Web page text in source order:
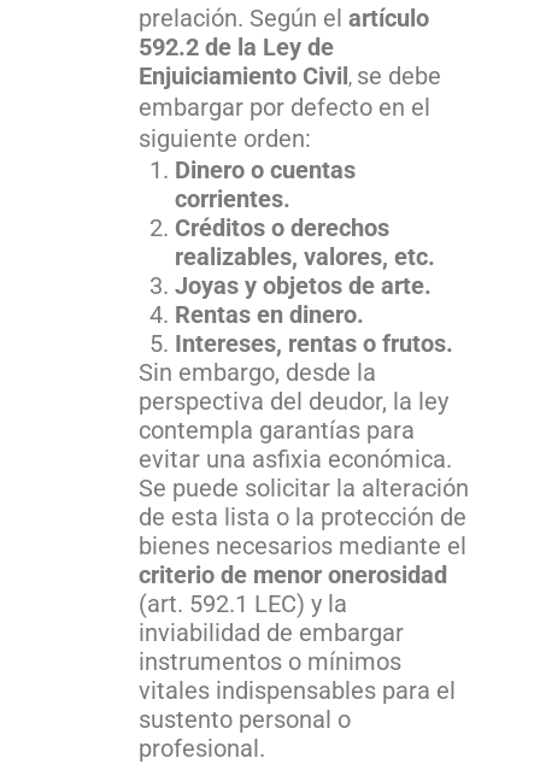
prelación. Según el artículo
592.2 de la Ley de
Enjuiciamiento Civil, se debe
embargar por defecto en el
siguiente orden:
Dinero o cuentas
corrientes.
Créditos o derechos
realizables, valores, etc.
Joyas y objetos de arte.
Rentas en dinero.
Intereses, rentas o frutos.
Sin embargo, desde la
perspectiva del deudor, la ley
contempla garantías para
evitar una asfixia económica.
Se puede solicitar la alteración
de esta lista o la protección de
bienes necesarios mediante el
criterio de menor onerosidad
(art. 592.1 LEC) y la
inviabilidad de embargar
instrumentos o mínimos
vitales indispensables para el
sustento personal o
profesional.